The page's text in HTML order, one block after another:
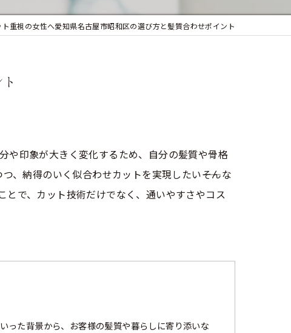
まつ毛パーマ
重視の女性へ愛知県名古屋市昭和区の選び方と髪質合わせポイント
や印象が大きく変化するため、自分の髪質や骨格
納得のいく似合わせカットを実現したい――そんな
で、カット技術だけでなく、通いやすさやコス
った背景から、お客様の髪質や暮らしに寄り添いな